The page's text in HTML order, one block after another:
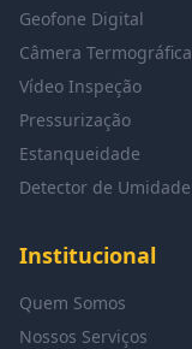
Geofone Digital
Câmera Termográfica
Vídeo Inspeção
Pressurização
Estanqueidade
Detector de Umidade
Institucional
Quem Somos
Nossos Serviços